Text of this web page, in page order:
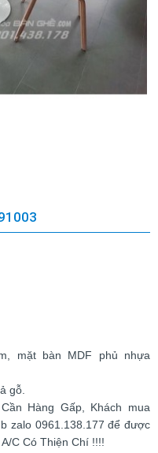
mặt bàn MDF phủ nhựa
gỗ.
Hàng Gấp, Khách mua
zalo 0961.138.177 để được
C Có Thiện Chí !!!!